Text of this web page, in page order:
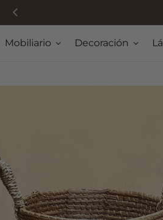
Mobiliario Decoración